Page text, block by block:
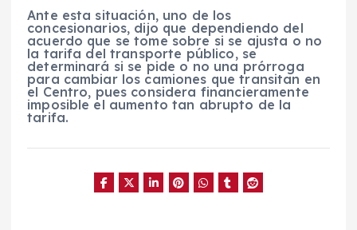
Ante esta situación, uno de los
concesionarios, dijo que dependiendo del
acuerdo que se tome sobre si se ajusta o no
la tarifa del transporte público, se
determinará si se pide o no una prórroga
para cambiar los camiones que transitan en
el Centro, pues considera financieramente
imposible el aumento tan abrupto de la
tarifa.